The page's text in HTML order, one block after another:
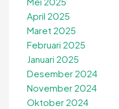
April 2025
Maret 2025
Februari 2025
Januari 2025
Desember 2024
November 2024
Oktober 2024